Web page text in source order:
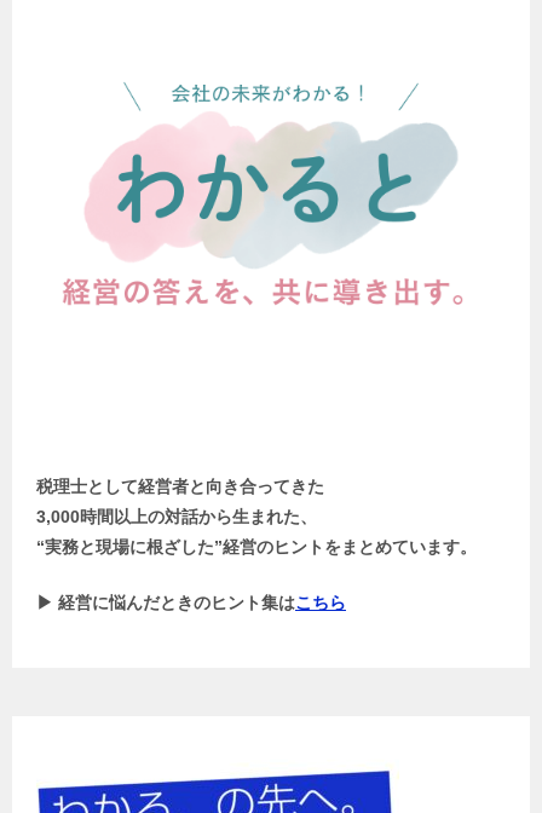
税理士として経営者と向き合ってきた
3,000時間以上の対話から生まれた、
“実務と現場に根ざした”経営のヒントをまとめています。
▶ 経営に悩んだときのヒント集はこちら